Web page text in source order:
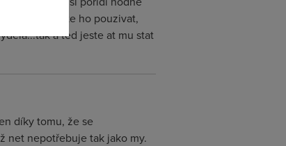
a nechcete ho pouzivat,
a ted jeste at mu stat
díky tomu, že se
net nepotřebuje tak jako my.